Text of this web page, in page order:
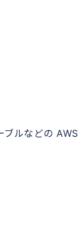
ルなどの AWS